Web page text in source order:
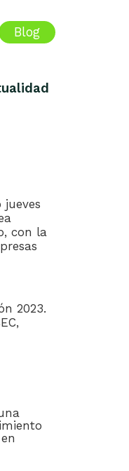
Blog
jueves
con la
2023.